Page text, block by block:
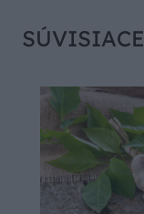
SÚVISIACE